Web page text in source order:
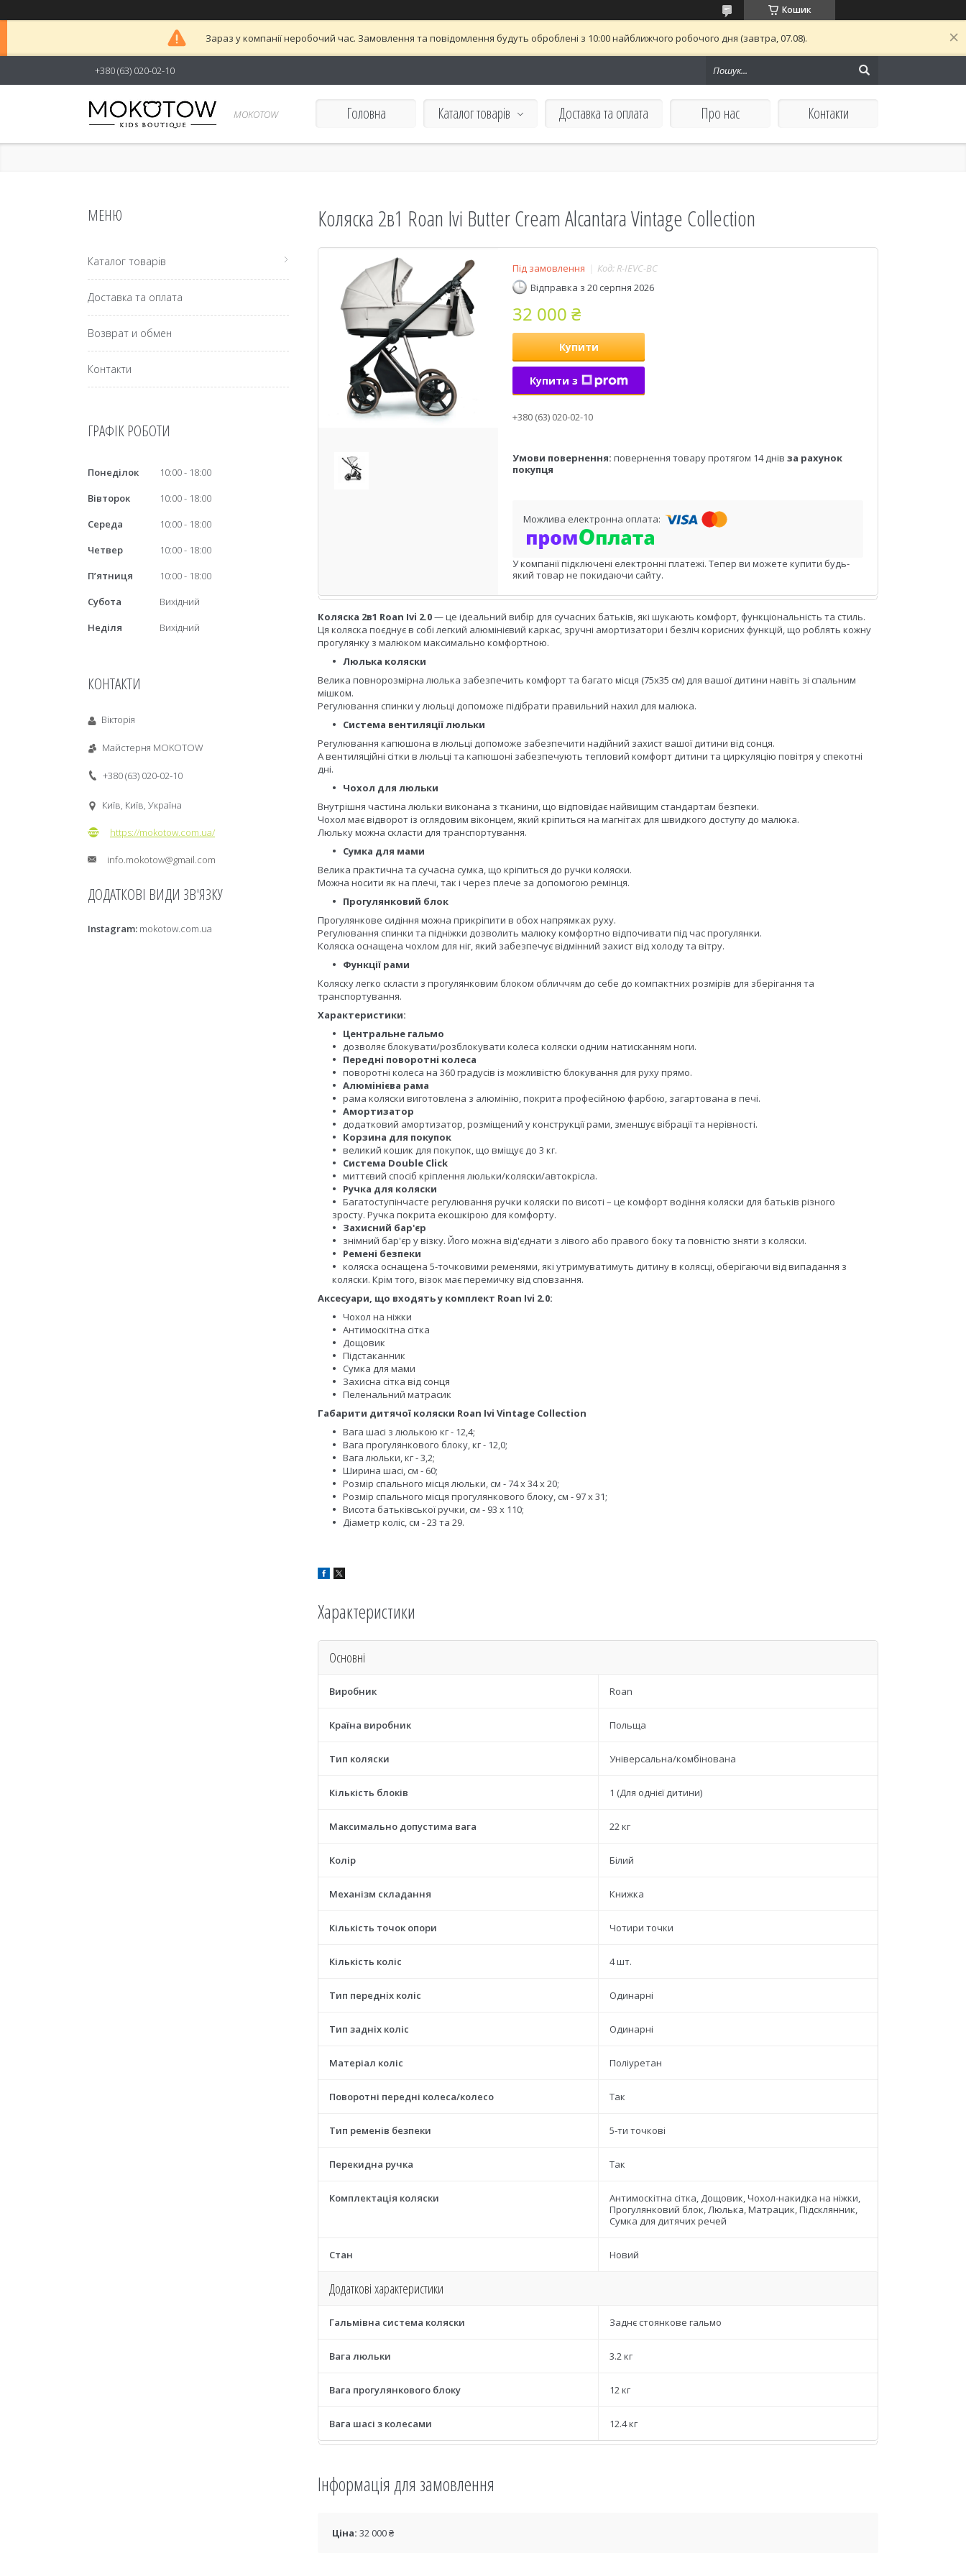
Кошик
Зараз у компанії неробочий час. Замовлення та повідомлення будуть оброблені з 10:00 найближчого робочого дня (завтра, 07.08).
+380 (63) 020-02-10
MOKOTOW Головна Каталог товарів Доставка та оплата Про нас Контакти
Коляска 2в1 Roan Ivi Butter Cream Alcantara Vintage Collection
Під замовлення Код: R-IEVC-BC
Відправка з 20 серпня 2026
32 000 ₴
Купити
Купити з
+380 (63) 020-02-10
повернення товару протягом 14 днів за рахунок
покупця
У компанії підключені електронні платежі. Тепер ви можете купити будь-
який товар не покидаючи сайту.
Коляска 2в1 Roan Ivi 2.0— це ідеальний вибір для сучасних батьків, які шукають комфорт, функціональність та стиль.
Ця коляска поєднує в собі легкий алюмінієвий каркас, зручні амортизатори і безліч корисних функцій, що роблять кожну
прогулянку з малюком максимально комфортною.
Люлька коляски
Велика повнорозмірна люлька забезпечить комфорт та багато місця (75x35 см) для вашої дитини навіть зі спальним
мішком.
Регулювання спинки у люльці допоможе підібрати правильний нахил для малюка.
Система вентиляції люльки
Регулювання капюшона в люльці допоможе забезпечити надійний захист вашої дитини від сонця.
А вентиляційні сітки в люльці та капюшоні забезпечують тепловий комфорт дитини та циркуляцію повітря у спекотні
дні.
Чохол для люльки
Внутрішня частина люльки виконана з тканини, що відповідає найвищим стандартам безпеки.
Чохол має відворот із оглядовим віконцем, який кріпиться на магнітах для швидкого доступу до малюка.
Люльку можна скласти для транспортування.
Сумка для мами
Велика практична та сучасна сумка, що кріпиться до ручки коляски.
Можна носити як на плечі, так і через плече за допомогою ремінця.
Прогулянковий блок
Прогулянкове сидіння можна прикріпити в обох напрямках руху.
Регулювання спинки та підніжки дозволить малюку комфортно відпочивати під час прогулянки.
Коляска оснащена чохлом для ніг, який забезпечує відмінний захист від холоду та вітру.
Функції рами
Коляску легко скласти з прогулянковим блоком обличчям до себе до компактних розмірів для зберігання та
транспортування.
Характеристики:
Центральне гальмо
дозволяє блокувати/розблокувати колеса коляски одним натисканням ноги.
Передні поворотні колеса
поворотні колеса на 360 градусів із можливістю блокування для руху прямо.
Алюмінієва рама
рама коляски виготовлена ​​з алюмінію, покрита професійною фарбою, загартована в печі.
Амортизатор
додатковий амортизатор, розміщений у конструкції рами, зменшує вібрації та нерівності.
Корзина для покупок
великий кошик для покупок, що вміщує до 3 кг.
Система Double Click
миттєвий спосіб кріплення люльки/коляски/автокрісла.
Ручка для коляски
Багатоступінчасте регулювання ручки коляски по висоті – це комфорт водіння коляски для батьків різного
зросту. Ручка покрита екошкірою для комфорту.
Захисний бар'єр
знімний бар'єр у візку. Його можна від'єднати з лівого або правого боку та повністю зняти з коляски.
Ремені безпеки
коляска оснащена 5-точковими ременями, які утримуватимуть дитину в колясці, оберігаючи від випадання з
коляски. Крім того, візок має перемичку від сповзання.
Аксесуари, що входять у комплект Roan Ivi 2.0:
Чохол на ніжки
Антимоскітна сітка
Дощовик
Підстаканник
Сумка для мами
Захисна сітка від сонця
Пеленальний матрасик
Габарити дитячої коляски Roan Ivi Vintage Collection
Вага шасі з люлькою кг - 12,4;
Вага прогулянкового блоку, кг - 12,0;
Вага люльки, кг - 3,2;
Ширина шасі, см - 60;
Розмір спального місця люльки, см - 74 x 34 x 20;
Розмір спального місця прогулянкового блоку, см - 97 х 31;
Висота батьківської ручки, см - 93 х 110;
Діаметр коліс, см - 23 та 29.
Характеристики
Основні
Виробник Roan
Країна виробник Польща
Тип коляски Універсальна/комбінована
Кількість блоків 1 (Для однієї дитини)
Максимально допустима вага 22 кг
Колір Білий
Механізм складання Книжка
Кількість точок опори Чотири точки
Кількість коліс 4 шт.
Тип передніх коліс Одинарні
Тип задніх коліс Одинарні
Матеріал коліс Поліуретан
Поворотні передні колеса/колесо Так
Тип ременів безпеки 5-ти точкові
Перекидна ручка Так
Комплектація коляски
Антимоскітна сітка, Дощовик, Чохол-накидка на ніжки,
Прогулянковий блок, Люлька, Матрацик, Підсклянник,
Сумка для дитячих речей
Стан Новий
Додаткові характеристики
Гальмівна система коляски Заднє стоянкове гальмо
Вага люльки 3.2 кг
Вага прогулянкового блоку 12 кг
Вага шасі з колесами 12.4 кг
Інформація для замовлення
Ціна: 32 000 ₴
Каталог товарів
Доставка та оплата
Возврат и обмен
Контакти
ГРАФІК РОБОТИ
Понеділок 10:00
18:00
Вівторок
10:00
18:00
Середа
10:00
18:00
Четвер
10:00
18:00
Пʼятниця
10:00
18:00
Субота
Вихідний
Неділя
Вихідний
КОНТАКТИ
Вікторія
Майстерня MOKOTOW
+380 (63) 020-02-10
Київ, Київ, Україна
https://mokotow.com.ua/
info.mokotow@gmail.com
Instagram mokotow.com.ua